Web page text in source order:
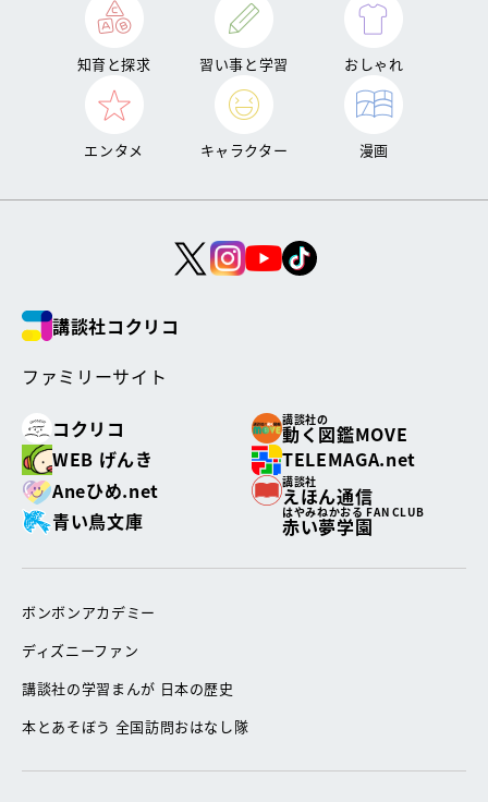
知育と探求 習い事と学習 おしゃれ
エンタメ キャラクター 漫画
講談社コクリコ
ファミリーサイト
コクリコ
講談社の
動く図鑑MOVE
WEB げんき
TELEMAGA.net
Aneひめ.net
講談社
えほん通信
青い鳥文庫
はやみねかおる FAN CLUB
赤い夢学園
ボンボンアカデミー
ディズニーファン
講談社の学習まんが 日本の歴史
本とあそぼう 全国訪問おはなし隊